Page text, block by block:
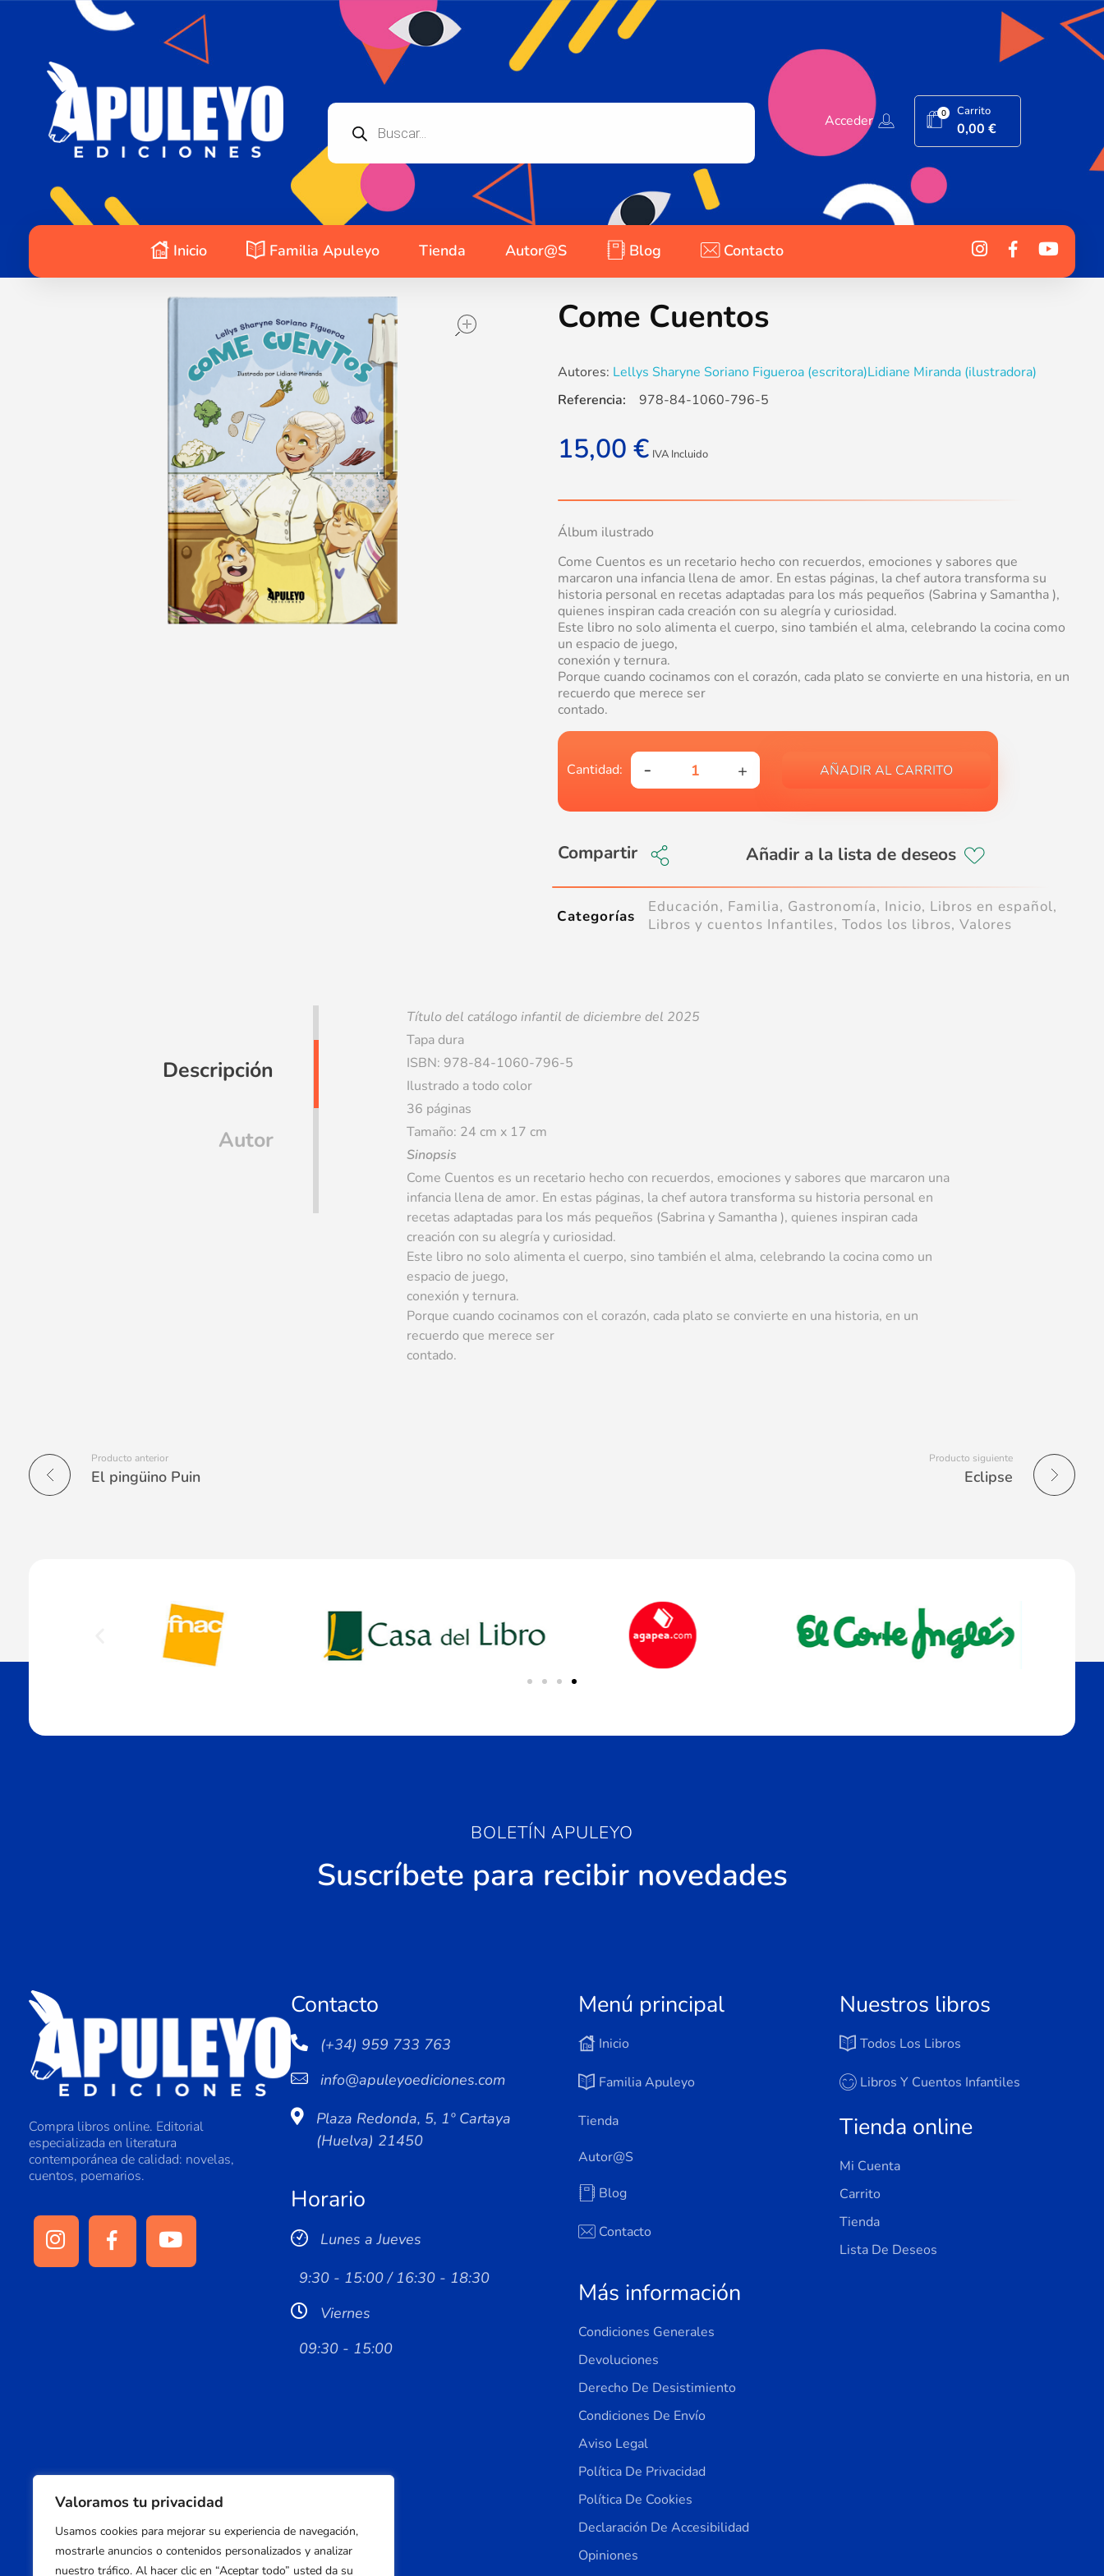
Valoramos tu privacidad
Usamos cookies para mejorar su experiencia de navegación,
mostrarle anuncios o contenidos personalizados y analizar
nuestro tráfico. Al hacer clic en “Aceptar todo” usted da su
Acceder 0 Carrito
0,00€
Inicio Familia Apuleyo Tienda Autor@s Blog Contacto
Come Cuentos
Autores: Lellys Sharyne Soriano Figueroa (escritora)Lidiane Miranda (ilustradora)
15,00 € IVA Incluido
Álbum ilustrado
Come Cuentos es un recetario hecho con recuerdos, emociones y sabores que
marcaron una infancia llena de amor. En estas páginas, la chef autora transforma su
historia personal en recetas adaptadas para los más pequeños (Sabrina y Samantha ),
quienes inspiran cada creación con su alegría y curiosidad.
Este libro no solo alimenta el cuerpo, sino también el alma, celebrando la cocina como
un espacio de juego,
conexión y ternura.
Porque cuando cocinamos con el corazón, cada plato se convierte en una historia, en un
recuerdo que merece ser
contado.
AÑADIR AL CARRITO
Compartir
Referencia: 978-84-1060-796-5
Categorías Educación, Familia, Gastronomía, Inicio, Libros en español,
Libros y cuentos Infantiles, Todos los libros,Valores
Descripción
Autor
Título del catálogo infantil de diciembre del 2025
Tapa dura
ISBN: 978-84-1060-796-5
Ilustrado a todo color
36 páginas
Tamaño: 24 cm x 17 cm
Sinopsis
Come Cuentos es un recetario hecho con recuerdos, emociones y sabores que marcaron una
infancia llena de amor. En estas páginas, la chef autora transforma su historia personal en
recetas adaptadas para los más pequeños (Sabrina y Samantha ), quienes inspiran cada
creación con su alegría y curiosidad.
Este libro no solo alimenta el cuerpo, sino también el alma, celebrando la cocina como un
espacio de juego,
conexión y ternura.
Porque cuando cocinamos con el corazón, cada plato se convierte en una historia, en un
recuerdo que merece ser
contado.
Producto anterior
El pingüino Puin
Producto siguiente
Eclipse
BOLETÍN APULEYO
Suscríbete para recibir novedades
Compra libros online. Editorial
especializada en literatura
contemporánea de calidad: novelas,
cuentos, poemarios.
Contacto
(+34) 959 733 763
info@apuleyoediciones.com
Plaza Redonda, 5, 1º Cartaya
(Huelva) 21450
Horario
Lunes a Jueves
9:30 - 15:00 / 16:30 - 18:30
Viernes
09:30 - 15:00
Menú principal
Inicio
Familia Apuleyo
Tienda
Autor@s
Blog
Contacto
Más información
Condiciones Generales
Devoluciones
Derecho De Desistimiento
Condiciones De Envío
Aviso Legal
Política De Privacidad
Política De Cookies
Declaración De Accesibilidad
Opiniones
Nuestros libros
Todos Los Libros
Libros Y Cuentos Infantiles
Tienda online
Mi Cuenta
Carrito
Tienda
Lista De Deseos